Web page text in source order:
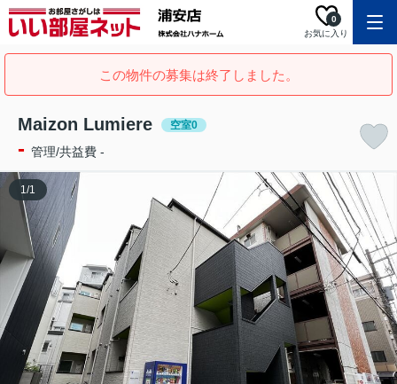
お気に入り
0
この物件の募集は終了しました。
Maizon Lumiere 空室0
- 管理/共益費 -
1/1